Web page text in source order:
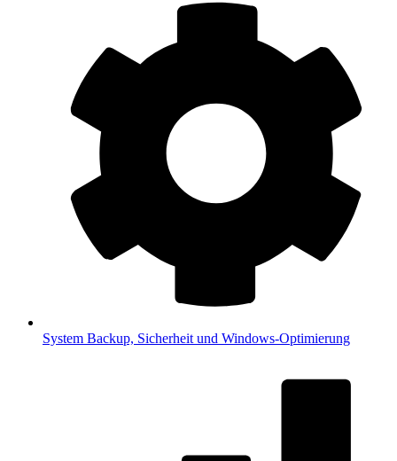
System Backup, Sicherheit und Windows-Optimierung